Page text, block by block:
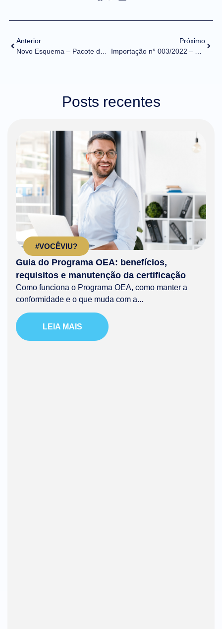
Anterior
Próximo
Posts recentes
#VOCÊVIU?
Guia do Programa OEA: benefícios,
requisitos e manutenção da certificação
Como funciona o Programa OEA, como manter a
conformidade e o que muda com a...
LEIA MAIS